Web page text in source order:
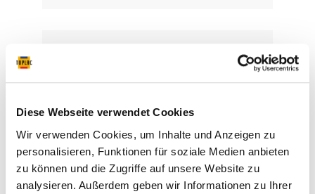
Diese Webseite verwendet Cookies
Wir verwenden Cookies, um Inhalte und Anzeigen zu
personalisieren, Funktionen für soziale Medien anbieten
zu können und die Zugriffe auf unsere Website zu
analysieren. Außerdem geben wir Informationen zu Ihrer